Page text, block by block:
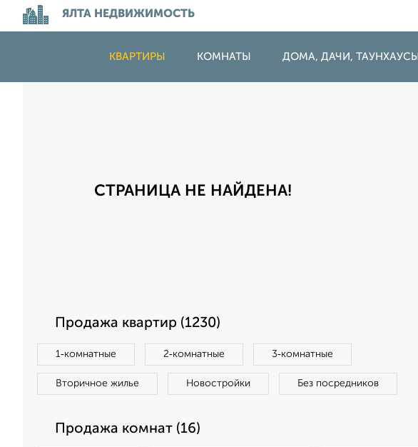
ЯЛТА НЕДВИЖИМОСТЬ
КВАРТИРЫ КОМНАТЫ ДОМА, ДАЧИ, ТАУНХАУСЫ
СТРАНИЦА НЕ НАЙДЕНА!
Продажа квартир (1230)
1‑комнатные 2‑комнатные 3‑комнатные
Вторичное жилье Новостройки Без посредников
Продажа комнат (16)